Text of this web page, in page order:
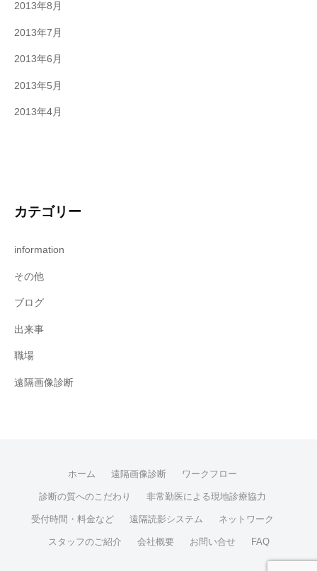
2013年8月
2013年7月
2013年6月
2013年5月
2013年4月
カテゴリー
information
その他
ブログ
出来事
職場
遠隔画像診断
ホーム 遠隔画像診断 ワークフロー
診断の質へのこだわり 非常勤医による現地診療協力
受付時間・料金など 遠隔読影システム ネットワーク
スタッフのご紹介 会社概要 お問い合せ FAQ